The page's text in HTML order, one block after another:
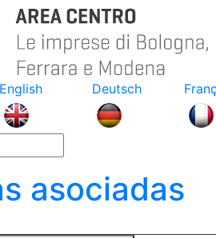
English Deutsch
asociadas